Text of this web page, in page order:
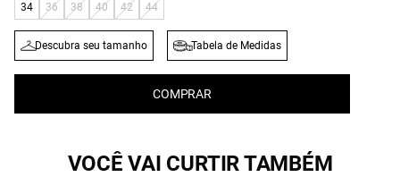
34 36 38 40 42 44
Descubra seu tamanho Tabela de Medidas
COMPRAR
VOCÊ VAI CURTIR TAMBÉM